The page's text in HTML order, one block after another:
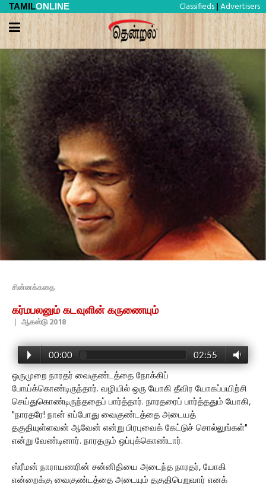
TAMILONLINE Classifieds | Advertisers
சின்னக்கதை
கர்மபலனும் கடவுளின் கருணையும்
| ஆகஸ்டு 2018
00:00 02:55
ஒருமுறை நாரதர் வைகுண்டத்தை நோக்கிப்
போய்க்கொண்டிருந்தார். வழியில் ஒரு யோகி தீவிர யோகப்பயிற்சி
செய்துகொண்டிருந்ததைப் பார்த்தார். நாரதரைப் பார்த்ததும் யோகி,
"நாரதரே! நான் எப்போது வைகுண்டத்தை அடையத்
தகுதியுள்ளவன் ஆவேன் என்று பிரபுவைக் கேட்டுச் சொல்லுங்கள்"
என்று வேண்டினார். நாரதரும் ஒப்புக்கொண்டார்.
ஸ்ரீமன் நாராயணரின் சன்னிதியை அடைந்த நாரதர், யோகி
என்றைக்கு வைகுண்டத்தை அடையும் தகுதிபெறுவார் எனக்